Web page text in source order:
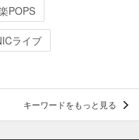
POPS
ライブ
キーワードをもっと見る